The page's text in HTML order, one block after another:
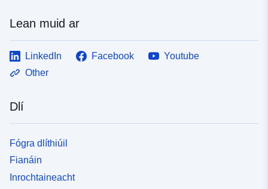
Lean muid ar
LinkedIn Facebook
Youtube
Other
Dlí
Fógra dlíthiúil
Fianáin
Inrochtaineacht